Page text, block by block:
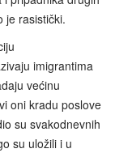
je rasistički.
imigrantima
većinu
oni kradu poslove
su svakodnevnih
su uložili i u